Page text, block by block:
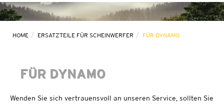
HOME ERSATZTEILE FÜR SCHEINWERFER FÜR DYNAMO
FÜR DYNAMO
Wenden Sie sich vertrauensvoll an unseren Service, sollten Sie